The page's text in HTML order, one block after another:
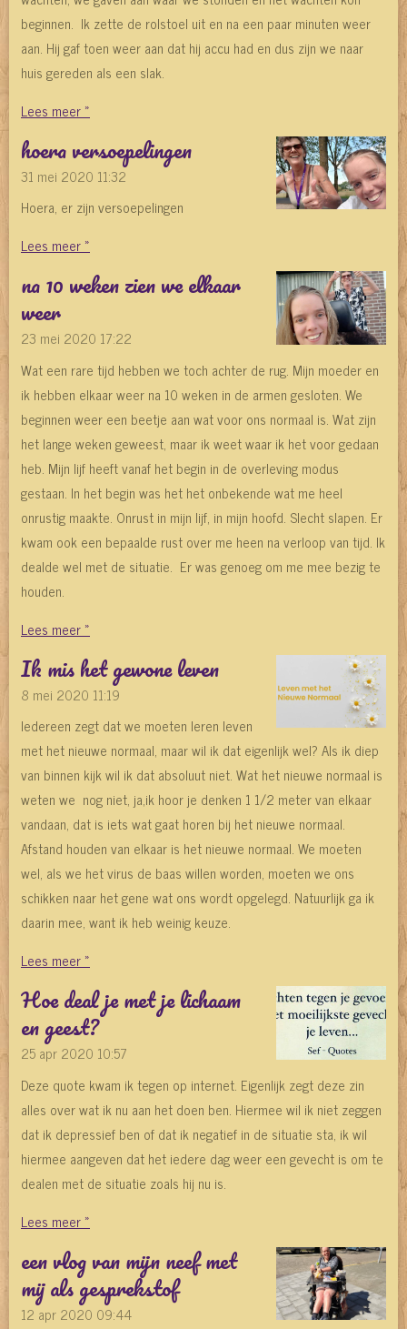
beginnen. Ik zette de rolstoel uit en na een paar minuten weer
aan. Hij gaf toen weer aan dat hij accu had en dus zijn we naar
huis gereden als een slak.
Lees meer »
hoera versoepelingen
31 mei 2020 11:32
Hoera, er zijn versoepelingen
Lees meer »
na 10 weken zien we elkaar
weer
23 mei 2020 17:22
Wat een rare tijd hebben we toch achter de rug. Mijn moeder en
ik hebben elkaar weer na 10 weken in de armen gesloten. We
beginnen weer een beetje aan wat voor ons normaal is. Wat zijn
het lange weken geweest, maar ik weet waar ik het voor gedaan
heb. Mijn lijf heeft vanaf het begin in de overleving modus
gestaan. In het begin was het het onbekende wat me heel
onrustig maakte. Onrust in mijn lijf, in mijn hoofd. Slecht slapen. Er
kwam ook een bepaalde rust over me heen na verloop van tijd. Ik
dealde wel met de situatie. Er was genoeg om me mee bezig te
houden.
Lees meer »
Ik mis het gewone leven
8 mei 2020 11:19
Iedereen zegt dat we moeten leren leven
met het nieuwe normaal, maar wil ik dat eigenlijk wel? Als ik diep
van binnen kijk wil ik dat absoluut niet. Wat het nieuwe normaal is
weten we nog niet, ja,ik hoor je denken 1 1/2 meter van elkaar
vandaan, dat is iets wat gaat horen bij het nieuwe normaal.
Afstand houden van elkaar is het nieuwe normaal. We moeten
wel, als we het virus de baas willen worden, moeten we ons
schikken naar het gene wat ons wordt opgelegd. Natuurlijk ga ik
daarin mee, want ik heb weinig keuze.
Lees meer »
Hoe deal je met je lichaam
en geest?
25 apr 2020 10:57
Deze quote kwam ik tegen op internet. Eigenlijk zegt deze zin
alles over wat ik nu aan het doen ben. Hiermee wil ik niet zeggen
dat ik depressief ben of dat ik negatief in de situatie sta, ik wil
hiermee aangeven dat het iedere dag weer een gevecht is om te
dealen met de situatie zoals hij nu is.
Lees meer »
een vlog van mijn neef met
mij als gesprekstof
12 apr 2020 09:44